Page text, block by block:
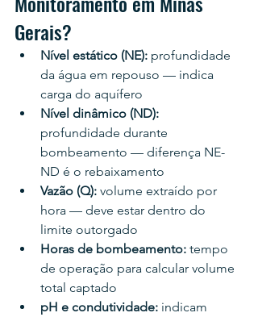
Gerais?
Nível estático (NE): profundidade
da água em repouso — indica
carga do aquífero
Nível dinâmico (ND):
profundidade durante
bombeamento — diferença NE-
ND é o rebaixamento
Vazão (Q): volume extraído por
hora — deve estar dentro do
limite outorgado
Horas de bombeamento: tempo
de operação para calcular volume
total captado
pH e condutividade: indicam